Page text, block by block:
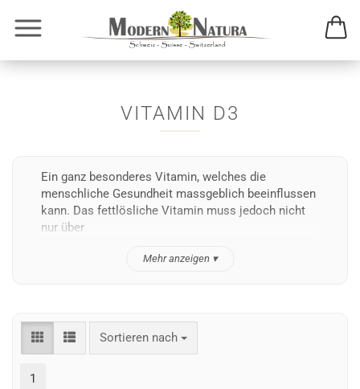
VITAMIN D3
Ein ganz besonderes Vitamin, welches die
menschliche Gesundheit massgeblich beeinflussen
kann. Das fettlösliche Vitamin muss jedoch nicht
nur über
Mehr anzeigen ▾
Sortieren nach
Sortieren nach
1